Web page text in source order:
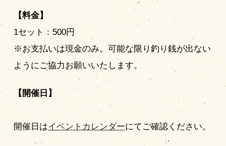
【料金】
1セット：500円
※お支払いは現金のみ。可能な限り釣り銭が出ない
ようにご協力お願いいたします。
【開催日】
開催日はイベントカレンダーにてご確認ください。